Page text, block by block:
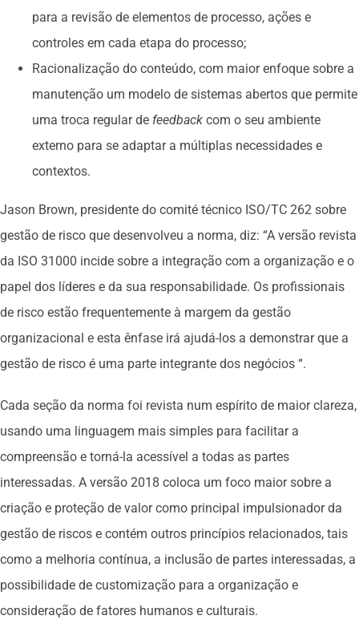
para a revisão de elementos de processo, ações e
controles em cada etapa do processo;
Racionalização do conteúdo, com maior enfoque sobre a
manutenção um modelo de sistemas abertos que permite
uma troca regular de feedback com o seu ambiente
externo para se adaptar a múltiplas necessidades e
contextos.
Jason Brown, presidente do comité técnico ISO/TC 262 sobre
gestão de risco que desenvolveu a norma, diz: “A versão revista
da ISO 31000 incide sobre a integração com a organização e o
papel dos líderes e da sua responsabilidade. Os profissionais
de risco estão frequentemente à margem da gestão
organizacional e esta ênfase irá ajudá-los a demonstrar que a
gestão de risco é uma parte integrante dos negócios “.
Cada seção da norma foi revista num espírito de maior clareza,
usando uma linguagem mais simples para facilitar a
compreensão e torná-la acessível a todas as partes
interessadas. A versão 2018 coloca um foco maior sobre a
criação e proteção de valor como principal impulsionador da
gestão de riscos e contém outros princípios relacionados, tais
como a melhoria contínua, a inclusão de partes interessadas, a
possibilidade de customização para a organização e
consideração de fatores humanos e culturais.